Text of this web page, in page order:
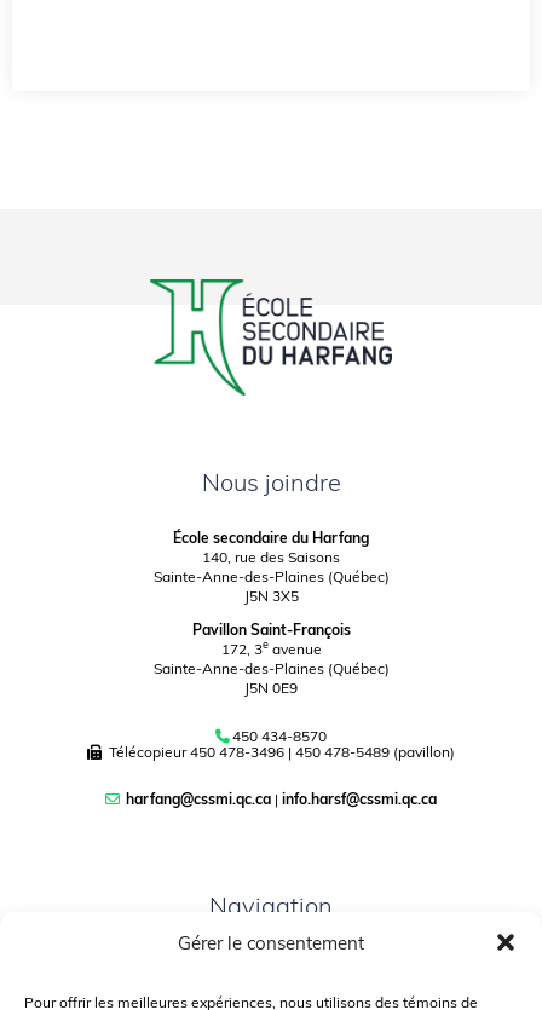
Gérer le consentement
Pour offrir les meilleures expériences, nous utilisons des témoins de
Nous joindre
École secondaire du Harfang
140, rue des Saisons
Sainte-Anne-des-Plaines (Québec)
J5N 3X5
Pavillon Saint-François
172, 3eavenue
Sainte-Anne-des-Plaines (Québec)
J5N 0E9
450 434-8570
Télécopieur450 478-3496| 450 478-5489 (pavillon)
harfang@cssmi.qc.ca |info.harsf@cssmi.qc.ca
Navigation
PORTAIL PARENTS